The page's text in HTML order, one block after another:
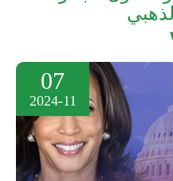
07
2024-11